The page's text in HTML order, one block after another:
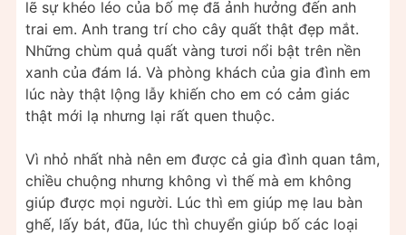
lẽ sự khéo léo của bố mẹ đã ảnh hưởng đến anh
trai em. Anh trang trí cho cây quất thật đẹp mắt.
Những chùm quả quất vàng tươi nổi bật trên nền
xanh của đám lá. Và phòng khách của gia đình em
lúc này thật lộng lẫy khiến cho em có cảm giác
thật mới lạ nhưng lại rất quen thuộc.
Vì nhỏ nhất nhà nên em được cả gia đình quan tâm,
chiều chuộng nhưng không vì thế mà em không
giúp được mọi người. Lúc thì em giúp mẹ lau bàn
ghế, lấy bát, đũa, lúc thì chuyển giúp bố các loại